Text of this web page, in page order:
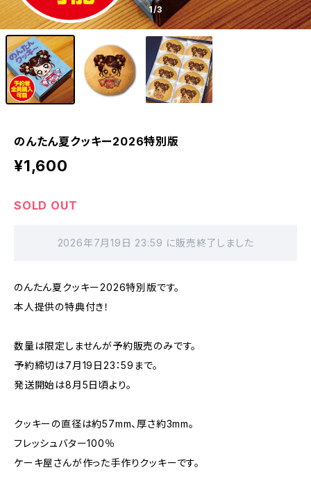
1/3
のんたん夏クッキー2026特別版
¥1,600
SOLD OUT
2026年7月19日 23:59 に販売終了しました
のんたん夏クッキー2026特別版です。
本人提供の特典付き！
数量は限定しませんが予約販売のみです。
予約締切は7月19日23：59まで。
発送開始は8月5日頃より。
クッキーの直径は約57mm、厚さ約3mm。
フレッシュバター100％
ケーキ屋さんが作った手作りクッキーです。